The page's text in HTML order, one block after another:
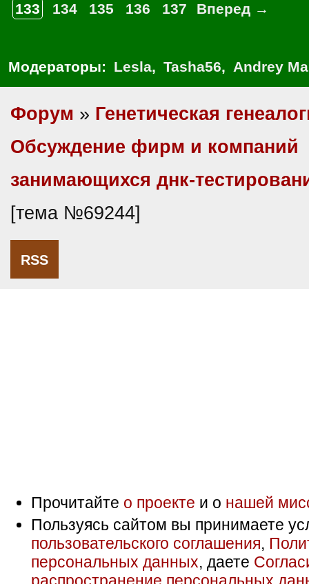
133
134 135 136 137 Вперед →
Модераторы: Lesla, Tasha56, Andrey
Форум » Генетическая
Обсуждение фирм и компаний
занимающихся днк-
[тема №69244]
RSS
Прочитайте о проекте и о нашей
Пользуясь сайтом вы принимаете
пользовательского соглашения,
персональных данных, даете